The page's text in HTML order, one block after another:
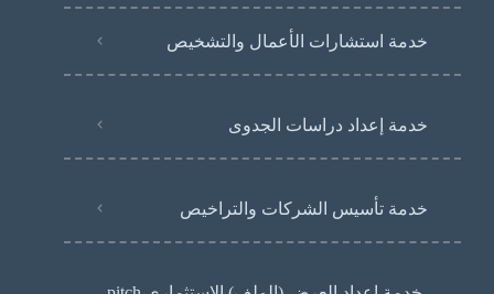
خدمة استشارات الأعمال والتشخيص
خدمة إعداد دراسات الجدوى
خدمة تأسيس الشركات والتراخيص